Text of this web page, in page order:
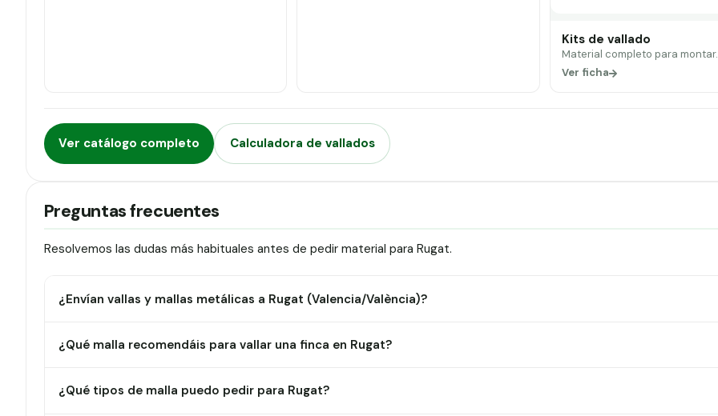
Kits de vallado
Material completo para montar.
Ver ficha
Ver catálogo completo Calculadora de vallados
Preguntas frecuentes
Resolvemos las dudas más habituales antes de pedir material para Rugat.
¿Envían vallas y mallas metálicas a Rugat (Valencia/València)?
¿Qué malla recomendáis para vallar una finca en Rugat?
¿Qué tipos de malla puedo pedir para Rugat?